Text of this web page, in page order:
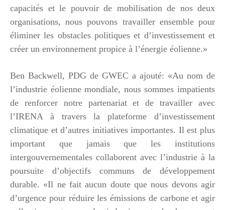
capacités et le pouvoir de mobilisation de nos deux
organisations, nous pouvons travailler ensemble pour
éliminer les obstacles politiques et d’investissement et
créer un environnement propice à l’énergie éolienne.»
Ben Backwell, PDG de GWEC a ajouté: «Au nom de
l’industrie éolienne mondiale, nous sommes impatients
de renforcer notre partenariat et de travailler avec
l’IRENA à travers la plateforme d’investissement
climatique et d’autres initiatives importantes. Il est plus
important que jamais que les institutions
intergouvernementales collaborent avec l’industrie à la
poursuite d’objectifs communs de développement
durable. «Il ne fait aucun doute que nous devons agir
d’urgence pour réduire les émissions de carbone et agir